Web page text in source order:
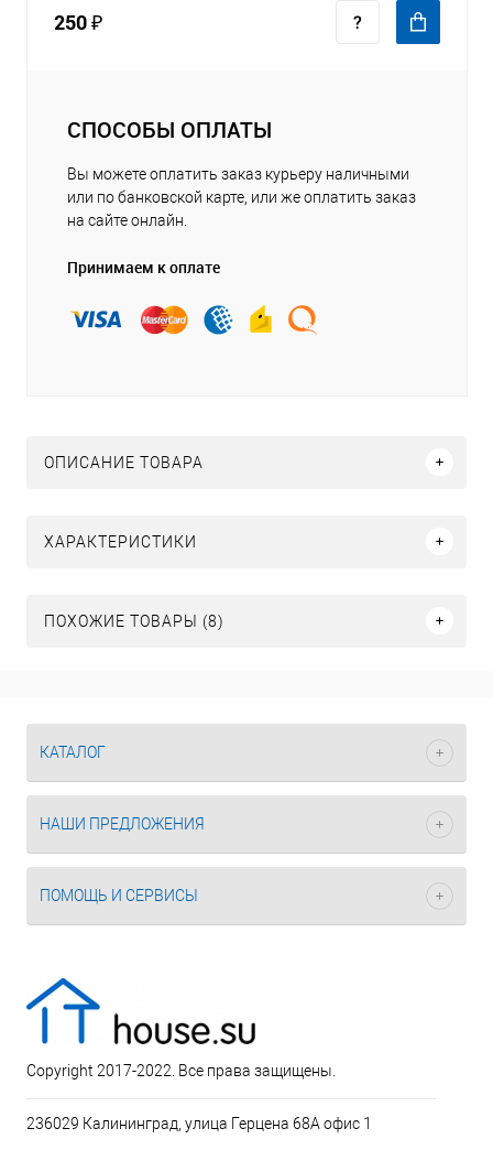
250 ₽
СПОСОБЫ ОПЛАТЫ
Вы можете оплатить заказ курьеру наличными
или по банковской карте, или же оплатить заказ
на сайте онлайн.
Принимаем к оплате
ОПИСАНИЕ ТОВАРА
ХАРАКТЕРИСТИКИ
ПОХОЖИЕ ТОВАРЫ (8)
КАТАЛОГ
НАШИ ПРЕДЛОЖЕНИЯ
ПОМОЩЬ И СЕРВИСЫ
Copyright 2017-2022. Все права защищены.
236029 Калининград, улица Герцена 68А офис 1